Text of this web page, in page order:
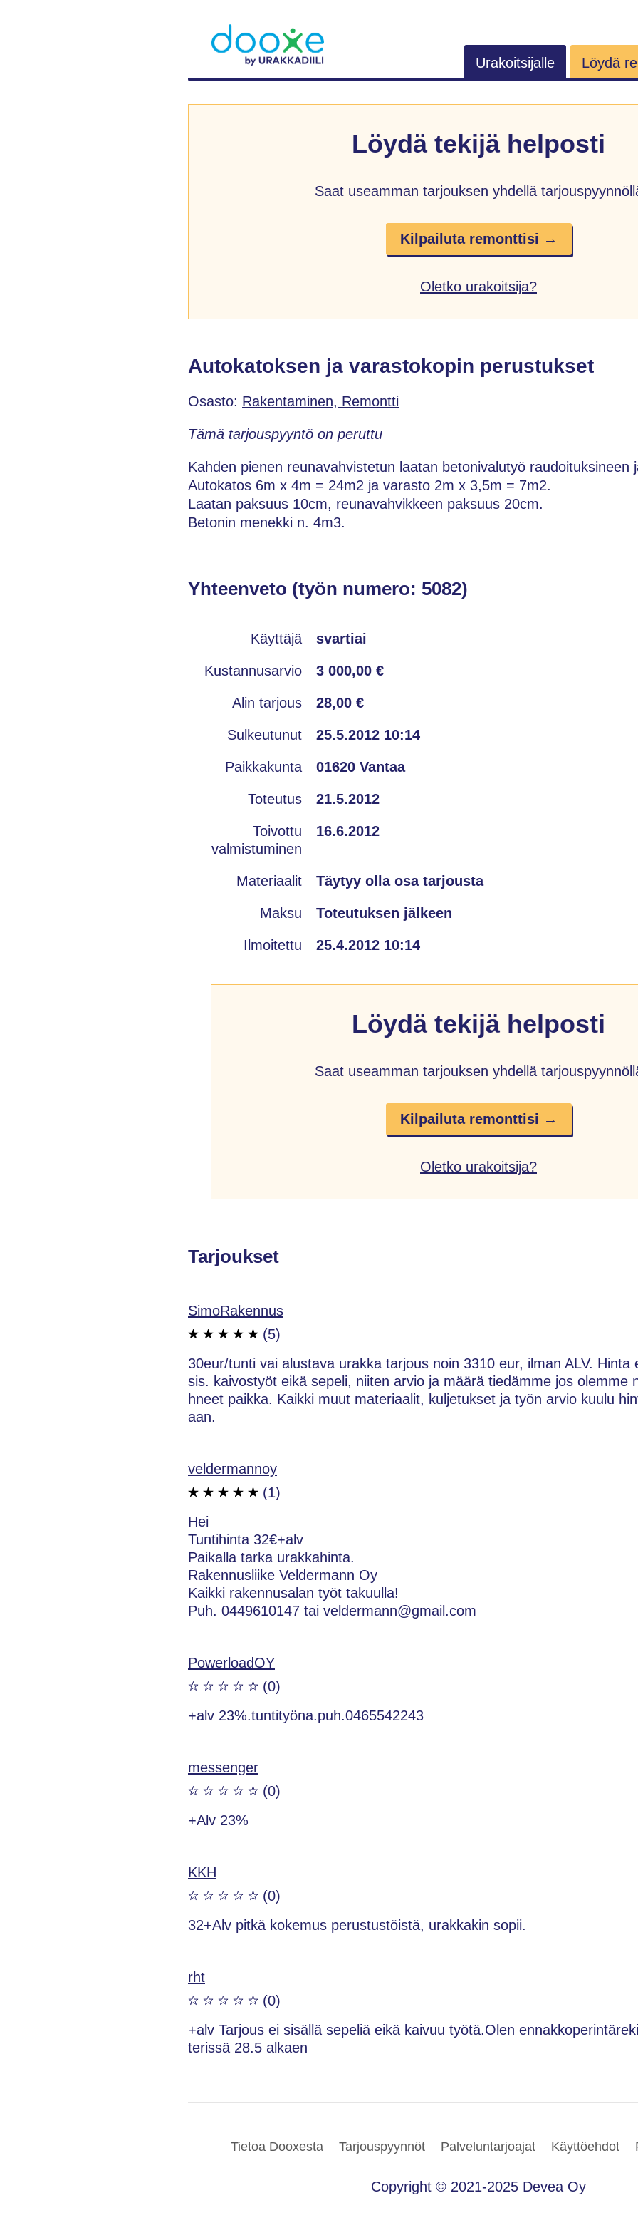
Urakoitsijalle Löydä
Löydä tekijä helposti
Saat useamman tarjouksen yhdellä
Kilpailuta remonttisi →
Oletko urakoitsija?
Autokatoksen ja varastokopin perustukset
Osasto: Rakentaminen, Remontti
Tämä tarjouspyyntö on peruttu
Kahden pienen reunavahvistetun laatan betonivalutyö raudoituksineen
Autokatos 6m x 4m = 24m2 ja varasto 2m x 3,5m = 7m2.
Laatan paksuus 10cm, reunavahvikkeen paksuus 20cm.
Betonin menekki n. 4m3.
Yhteenveto (työn numero: 5082)
Käyttäjä svartiai
Kustannusarvio 3 000,00 €
Alin tarjous 28,00 €
Sulkeutunut 25.5.2012 10:14
Paikkakunta 01620 Vantaa
Toteutus 21.5.2012
Toivottu
valmistuminen
16.6.2012
Materiaalit Täytyy olla osa tarjousta
Maksu Toteutuksen jälkeen
Ilmoitettu 25.4.2012 10:14
Löydä tekijä helposti
Saat useamman tarjouksen yhdellä
Kilpailuta remonttisi →
Oletko urakoitsija?
Tarjoukset
SimoRakennus
(5)
30eur/tunti vai alustava urakka tarjous noin 3310 eur, ilman ALV. Hinta
sis. kaivostyöt eikä sepeli, niiten arvio ja määrä tiedämme jos olemme
hneet paikka. Kaikki muut materiaalit, kuljetukset ja työn arvio kuulu
aan.
veldermannoy
(1)
Hei
Tuntihinta 32€+alv
Paikalla tarka urakkahinta.
Rakennusliike Veldermann Oy
Kaikki rakennusalan työt takuulla!
Puh. 0449610147 tai veldermann@gmail.com
PowerloadOY
(0)
+alv 23%.tuntityöna.puh.0465542243
messenger
(0)
+Alv 23%
KKH
(0)
32+Alv pitkä kokemus perustustöistä, urakkakin sopii.
rht
(0)
+alv Tarjous ei sisällä sepeliä eikä kaivuu työtä.Olen
terissä 28.5 alkaen
Tietoa Dooxesta Tarjouspyynnöt Palveluntarjoajat Käyttöehdot
Copyright © 2021-2025 Devea Oy